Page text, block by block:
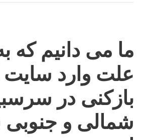
ما می دانیم که
علت وارد سایت
بازکنی در
شمالی و